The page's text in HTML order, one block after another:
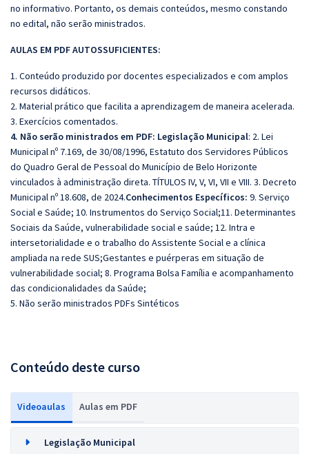
no informativo. Portanto, os demais conteúdos, mesmo constando
no edital, não serão ministrados.
AULAS EM PDF AUTOSSUFICIENTES:
1. Conteúdo produzido por docentes especializados e com amplos
recursos didáticos.
2. Material prático que facilita a aprendizagem de maneira acelerada.
3. Exercícios comentados.
4. Não serão ministrados em PDF: Legislação Municipal: 2. Lei
Municipal nº 7.169, de 30/08/1996, Estatuto dos Servidores Públicos
do Quadro Geral de Pessoal do Município de Belo Horizonte
vinculados à administração direta. TÍTULOS IV, V, VI, VII e VIII. 3. Decreto
Municipal nº 18.608, de 2024.Conhecimentos Específicos: 9. Serviço
Social e Saúde; 10. Instrumentos do Serviço Social;11. Determinantes
Sociais da Saúde, vulnerabilidade social e saúde; 12. Intra e
intersetorialidade e o trabalho do Assistente Social e a clínica
ampliada na rede SUS;Gestantes e puérperas em situação de
vulnerabilidade social; 8. Programa Bolsa Família e acompanhamento
das condicionalidades da Saúde;
5. Não serão ministrados PDFs Sintéticos
Conteúdo deste curso
Videoaulas Aulas em PDF
Legislação Municipal